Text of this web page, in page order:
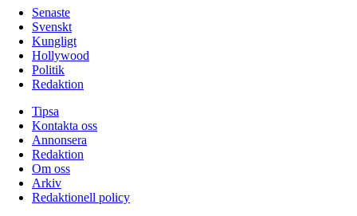
Senaste
Svenskt
Kungligt
Hollywood
Politik
Redaktion
Tipsa
Kontakta oss
Annonsera
Redaktion
Om oss
Arkiv
Redaktionell policy